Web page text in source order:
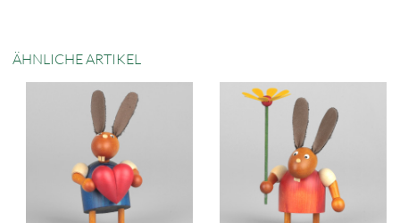
ÄHNLICHE ARTIKEL